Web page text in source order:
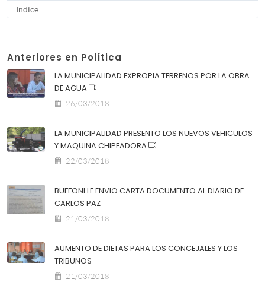
Indice
Anteriores en Política
LA MUNICIPALIDAD EXPROPIA TERRENOS POR LA OBRA
DE AGUA
26/03/2018
LA MUNICIPALIDAD PRESENTO LOS NUEVOS VEHICULOS
Y MAQUINA CHIPEADORA
22/03/2018
BUFFONI LE ENVIO CARTA DOCUMENTO AL DIARIO DE
CARLOS PAZ
21/03/2018
AUMENTO DE DIETAS PARA LOS CONCEJALES Y LOS
TRIBUNOS
21/03/2018